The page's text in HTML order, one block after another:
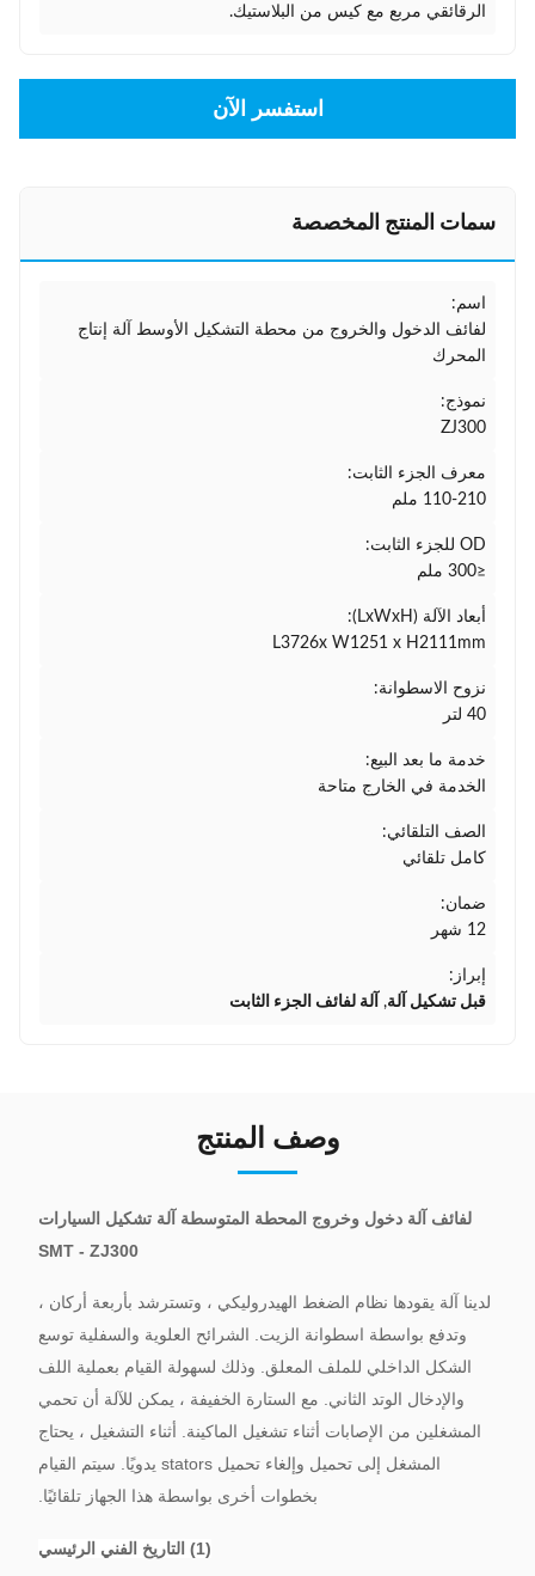
الرقائقي مربع مع كيس من البلاستيك.
استفسر الآن
سمات المنتج المخصصة
اسم:
لفائف الدخول والخروج من محطة التشكيل الأوسط آلة إنتاج
المحرك
نموذج:
ZJ300
معرف الجزء الثابت:
110-210 ملم
OD للجزء الثابت:
≤300 ملم
أبعاد الآلة (LxWxH):
L3726x W1251 x H2111mm
نزوح الاسطوانة:
40 لتر
خدمة ما بعد البيع:
الخدمة في الخارج متاحة
الصف التلقائي:
كامل تلقائي
ضمان:
12 شهر
إبراز:
قبل تشكيل آلة, آلة لفائف الجزء الثابت
وصف المنتج
لفائف آلة دخول وخروج المحطة المتوسطة آلة تشكيل السيارات
SMT - ZJ300
لدينا آلة يقودها نظام الضغط الهيدروليكي ، وتسترشد بأربعة أركان ،
وتدفع بواسطة اسطوانة الزيت. الشرائح العلوية والسفلية توسع
الشكل الداخلي للملف المعلق.
وذلك لسهولة القيام بعملية اللف
والإدخال الوتد الثاني.
مع الستارة الخفيفة ، يمكن للآلة أن تحمي
المشغلين من الإصابات أثناء تشغيل الماكينة.
أثناء التشغيل ، يحتاج
المشغل إلى تحميل وإلغاء تحميل stators يدويًا.
سيتم القيام
بخطوات أخرى بواسطة هذا الجهاز تلقائيًا.
(1) التاريخ الفني الرئيسي